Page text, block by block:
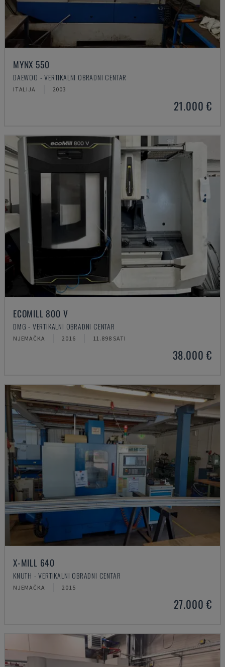
MYNX 550
DAEWOO - VERTIKALNI OBRADNI CENTAR
ITALIJA 2003
21.000 €
ECOMILL 800 V
DMG - VERTIKALNI OBRADNI CENTAR
NJEMAČKA 2016 11.898 SATI
38.000 €
X-MILL 640
KNUTH - VERTIKALNI OBRADNI CENTAR
NJEMAČKA 2015
27.000 €